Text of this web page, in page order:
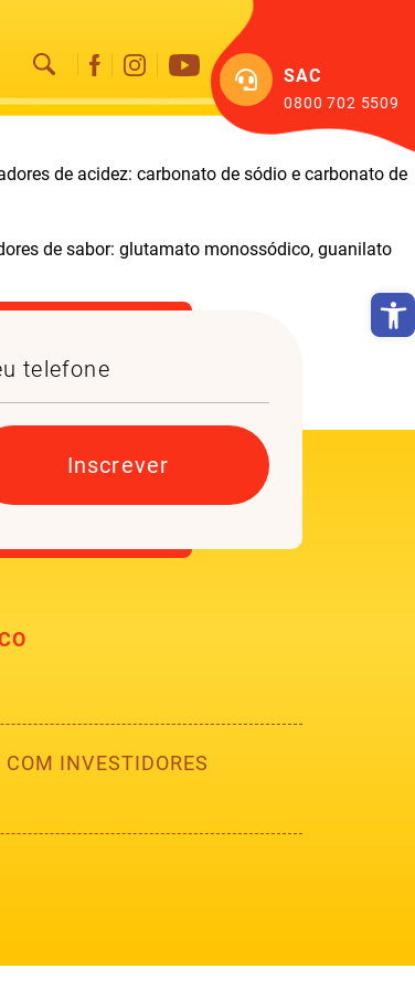
SAC
0800 702 5509
de acidez: carbonato de sódio e carbonato de
de sabor: glutamato monossódico, guanilato
COM INVESTIDORES